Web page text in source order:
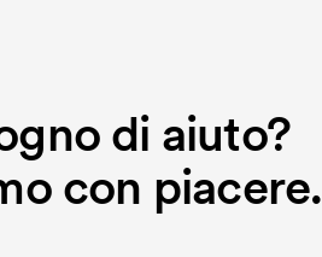
di aiuto?
con piacere.